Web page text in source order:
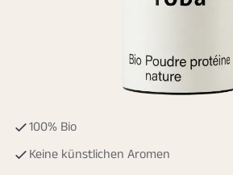
100% Bio
Keine künstlichen Aromen